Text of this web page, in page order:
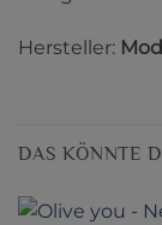
Hersteller:
DAS KÖNNTE